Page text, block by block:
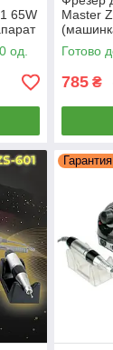
65W
од.
Master
Готово
785 ₴